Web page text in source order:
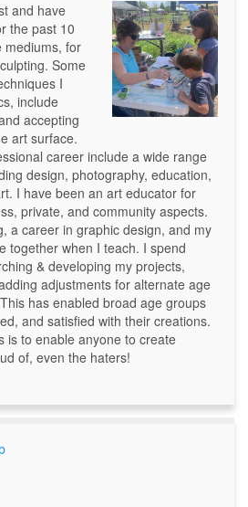
and have
the past 10
mediums, for
Some
I
include
accepting
art surface.
career include a wide range
design, photography, education,
I have been an art educator for
private, and community aspects.
a career in graphic design, and my
together when I teach. I spend
& developing my projects,
adjustments for alternate age
has enabled broad age groups
and satisfied with their creations.
is to enable anyone to create
of, even the haters!